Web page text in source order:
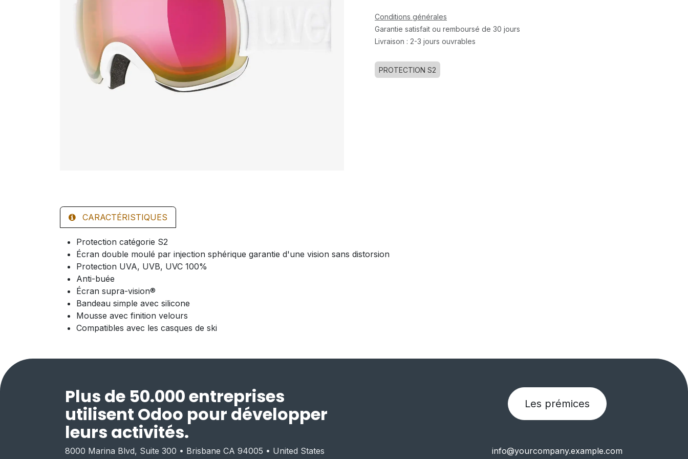
Conditions générales
Garantie satisfait ou remboursé de 30 jours
Livraison : 2-3 jours ouvrables
PROTECTION S2
CARACTÉRISTIQUES
Protection catégorie S2
Écran double moulé par injection sphérique garantie d'une vision sans distorsion
Protection UVA, UVB, UVC 100%
Anti-buée
Écran supra-vision®
Bandeau simple avec silicone
Mousse avec finition velours
Compatibles avec les casques de ski
Plus de 50.000 entreprises
utilisent Odoo pour développer
leurs activités.
Les prémices
8000 Marina Blvd, Suite 300 • Brisbane CA 94005 • United States info@yourcompany.example.com